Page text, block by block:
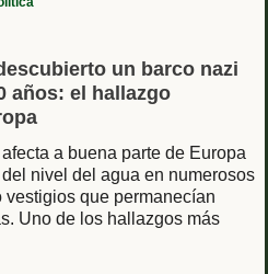
un barco nazi
años: el hallazgo
a buena parte de Europa
nivel del agua en numerosos
que permanecían
Uno de los hallazgos más